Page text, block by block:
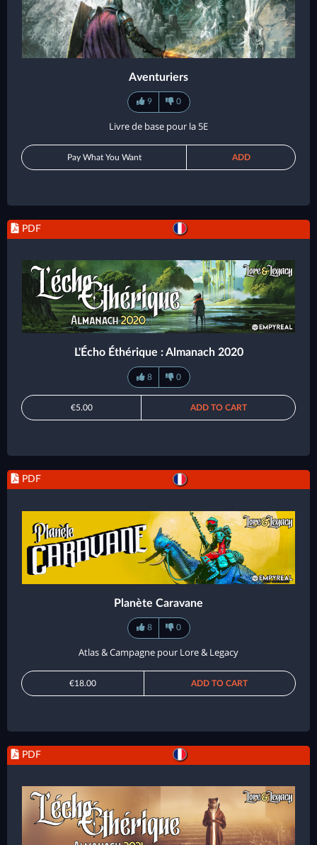
Aventuriers
9 0
Livre de base pour la 5E
Pay What You Want ADD
PDF
L'Écho Éthérique : Almanach 2020
8 0
€5.00 ADD TO CART
PDF
Planète Caravane
8 0
Atlas & Campagne pour Lore & Legacy
€18.00 ADD TO CART
PDF